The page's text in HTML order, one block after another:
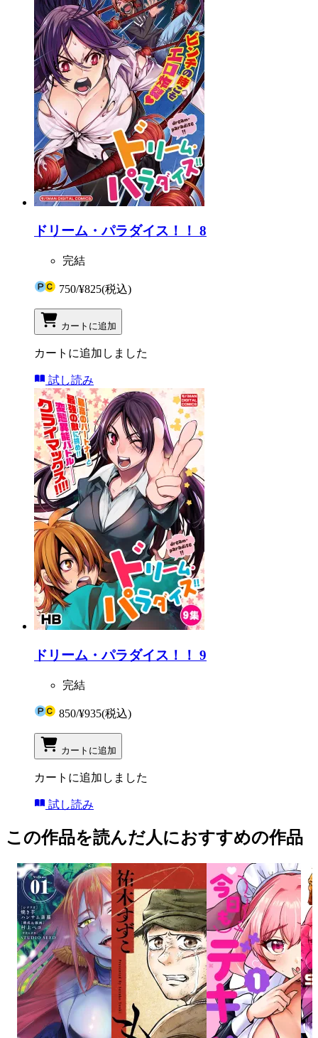
ドリーム・パラダイス！！ 8
完結
750/¥825(税込)
カートに追加
カートに追加しました
試し読み
ドリーム・パラダイス！！ 9
完結
850/¥935(税込)
カートに追加
カートに追加しました
試し読み
この作品を読んだ人におすすめの作品